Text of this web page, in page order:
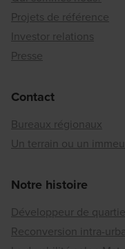
Projets de référence
Investor relations
Presse
Contact
Bureaux régionaux
Un terrain ou un
Notre histoire
Développeur de
Reconversion intra-